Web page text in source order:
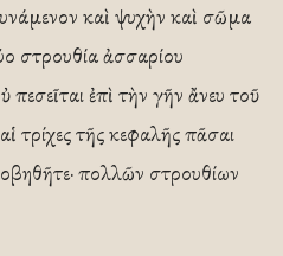
καὶ ψυχὴν καὶ σῶμα
στρουθία ἀσσαρίου
ἐπὶ τὴν γῆν ἄνευ τοῦ
τρίχες τῆς κεφαλῆς πᾶσαι
πολλῶν στρουθίων